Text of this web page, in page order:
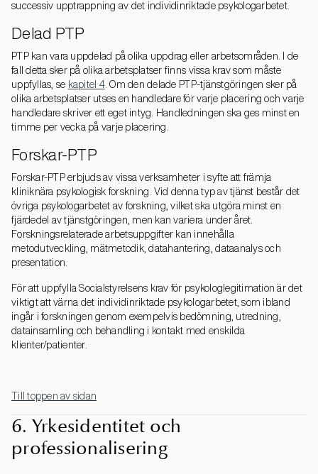
successiv upptrappning av det individinriktade psykologarbetet.
Delad PTP
PTP kan vara uppdelad på olika uppdrag eller arbetsområden. I de
fall detta sker på olika arbetsplatser finns vissa krav som måste
uppfyllas, se kapitel 4. Om den delade PTP-tjänstgöringen sker på
olika arbetsplatser utses en handledare för varje placering och varje
handledare skriver ett eget intyg. Handledningen ska ges minst en
timme per vecka på varje placering.
Forskar-PTP
Forskar-PTP erbjuds av vissa verksamheter i syfte att främja
kliniknära psykologisk forskning. Vid denna typ av tjänst består det
övriga psykologarbetet av forskning, vilket ska utgöra minst en
fjärdedel av tjänstgöringen, men kan variera under året.
Forskningsrelaterade arbetsuppgifter kan innehålla
metodutveckling, mätmetodik, datahantering, dataanalys och
presentation.
För att uppfylla Socialstyrelsens krav för psykologlegitimation är det
viktigt att värna det individinriktade psykologarbetet, som ibland
ingår i forskningen genom exempelvis bedömning, utredning,
datainsamling och behandling i kontakt med enskilda
klienter/patienter.
Till toppen av sidan
6. Yrkesidentitet och
professionalisering